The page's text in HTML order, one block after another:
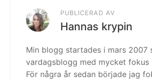
PUBLICERAD AV
Hannas krypin
Min blogg startades i mars 2007
vardagsblogg med mycket fokus
För några år sedan började jag